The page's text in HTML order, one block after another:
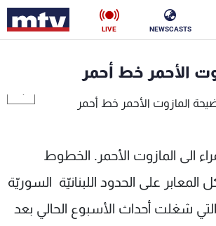
NEWSCASTS
LIVE
الأحمر خط أحمر
الى المازوت الأحمر. الخطوط
المعابر على الحدود اللبنانيّة السوريّة
التي شغلت أحداث الأسبوع الحالي بعد
فن
رياضة